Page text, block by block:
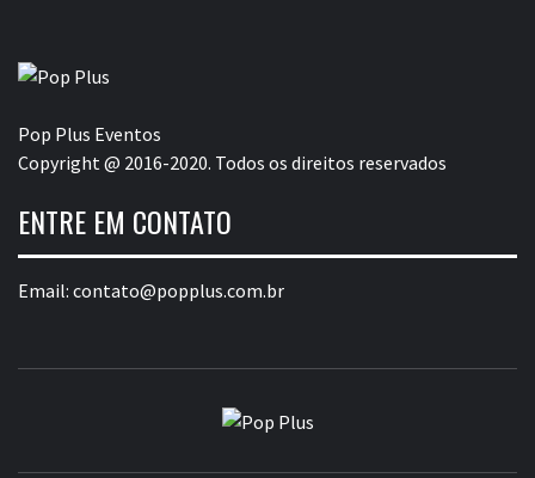
Pop Plus Eventos
Copyright @ 2016-2020. Todos os direitos reservados
ENTRE EM CONTATO
Email: contato@popplus.com.br